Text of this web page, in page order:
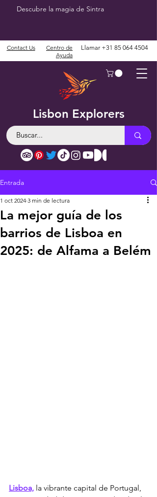
Descubre la magia de Sintra
Lisbon Explorers
Contact Us
Centro de
Ayuda
Llamar +31 85 064 4504
Entrada
La mejor guía de los
barrios de Lisboa en
2025: de Alfama a Belém
1 oct 2024 3 min de lectura
Lisboa, la vibrante capital de Portugal,